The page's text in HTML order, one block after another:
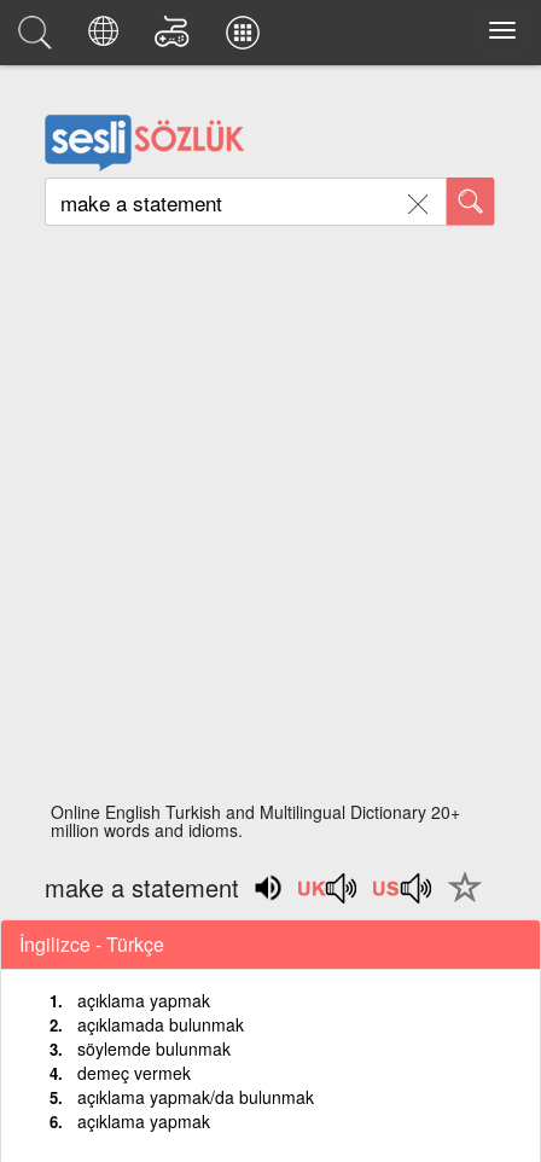
Online English Turkish and Multilingual Dictionary 20+
million words and idioms.
make a statement
İngilizce - Türkçe
açıklama yapmak
açıklamada bulunmak
söylemde bulunmak
demeç vermek
açıklama yapmak/da bulunmak
açıklama yapmak